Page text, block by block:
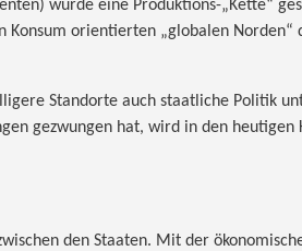
wurde eine Produktions-„Kette“
orientierten „globalen Norden“
Standorte auch staatliche Politik
gezwungen hat, wird in den heutigen
den Staaten. Mit der